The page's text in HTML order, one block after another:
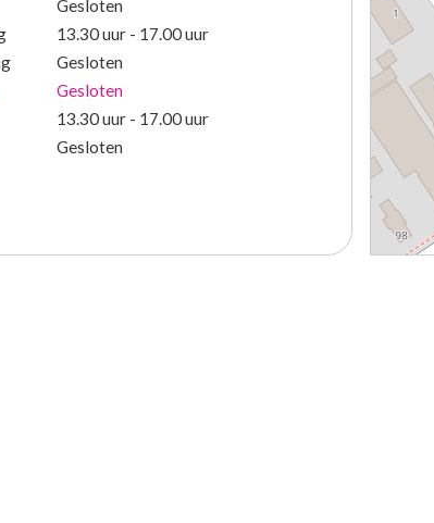
Gesloten
13.30 uur - 17.00 uur
Gesloten
Gesloten
13.30 uur - 17.00 uur
Gesloten